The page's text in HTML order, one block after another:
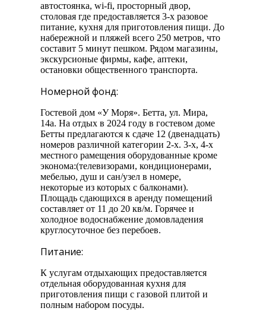
автостоянка, wi-fi, просторный двор,
столовая где предоставляется 3-х разовое
питание, кухня для приготовления пищи. До
набережной и пляжей всего 250 метров, что
составит 5 минут пешком. Рядом магазины,
экскурсионые фирмы, кафе, аптеки,
остановки общественного транспорта.
Номерной фонд:
Гостевой дом «У Моря». Бетта, ул. Мира,
14а. На отдых в 2024 году в гостевом доме
Бетты предлагаются к сдаче 12 (двенадцать)
номеров различной категории 2-х. 3-х, 4-х
местного рамещения оборудованные кроме
эконома:(телевизорами, кондиционерами,
мебелью, душ и сан/узел в номере,
некоторые из которых с балконами).
Площадь сдающихся в аренду помещений
составляет от 11 до 20 кв/м. Горячее и
холодное водоснабжение домовладения
круглосуточное без перебоев.
Питание:
К услугам отдыхающих предоставляется
отдельная оборудованная кухня для
приготовления пищи с газовой плитой и
полным набором посуды.